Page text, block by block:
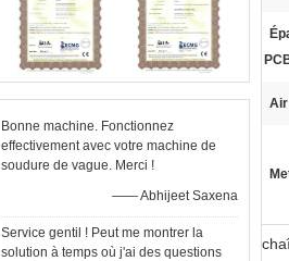
Bonne machine. Fonctionnez
effectivement avec votre machine de
soudure de vague. Merci !
—— Abhijeet Saxena
Service gentil ! Peut me montrer la
solution à temps où j'ai des questions